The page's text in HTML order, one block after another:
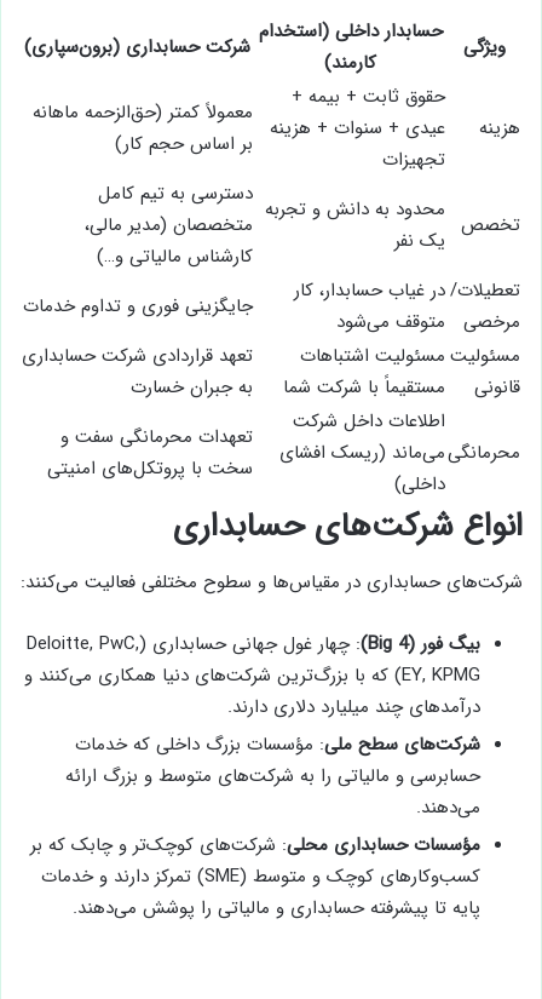
ویژگی
حسابدار داخلی (استخدام
کارمند)
شرکت حسابداری (برون‌سپاری)
هزینه
حقوق ثابت + بیمه +
عیدی + سنوات + هزینه
تجهیزات
معمولاً کمتر (حق‌الزحمه ماهانه
بر اساس حجم کار)
تخصص
محدود به دانش و تجربه
یک نفر
دسترسی به تیم کامل
متخصصان (مدیر مالی،
کارشناس مالیاتی و…)
تعطیلات/
مرخصی
در غیاب حسابدار، کار
متوقف می‌شود
جایگزینی فوری و تداوم خدمات
مسئولیت
قانونی
مسئولیت اشتباهات
مستقیماً با شرکت شما
تعهد قراردادی شرکت حسابداری
به جبران خسارت
محرمانگی
اطلاعات داخل شرکت
می‌ماند (ریسک افشای
داخلی)
تعهدات محرمانگی سفت و
سخت با پروتکل‌های امنیتی
انواع شرکت‌های حسابداری
شرکت‌های حسابداری در مقیاس‌ها و سطوح مختلفی فعالیت می‌کنند:
بیگ فور (Big 4)
: چهار غول جهانی حسابداری (Deloitte, PwC,
EY, KPMG) که با بزرگ‌ترین شرکت‌های دنیا همکاری می‌کنند و
درآمدهای چند میلیارد دلاری دارند.
شرکت‌های سطح ملی: مؤسسات بزرگ داخلی که خدمات
حسابرسی و مالیاتی را به شرکت‌های متوسط و بزرگ ارائه
می‌دهند.
مؤسسات حسابداری محلی: شرکت‌های کوچک‌تر و چابک که بر
کسب‌وکارهای کوچک و متوسط (SME) تمرکز دارند و خدمات
پایه تا پیشرفته حسابداری و مالیاتی را پوشش می‌دهند.